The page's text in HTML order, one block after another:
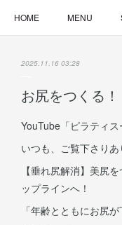
HOME MENU
2025.11.16 03:28
お尻をつくる！
YouTube「ピラティス
いつも、ご覧下さりあ
【垂れ尻解消】美尻
ップラインへ！
「年齢とともにお尻